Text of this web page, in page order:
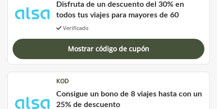
Disfruta de un descuento del 30% en
todos tus viajes para mayores de 60
Verificado
Mostrar código de cupón
KOD
Consigue un bono de 8 viajes hasta con un
25% de descuento